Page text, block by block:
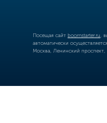
Посещая сайт boomstarter.ru ,
автоматически
Москва, Ленинский проспект,